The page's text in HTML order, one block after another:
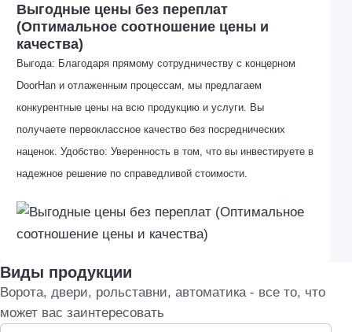
Выгодные цены без переплат
(Оптимальное соотношение цены и
качества)
Выгода: Благодаря прямому сотрудничеству с концерном
DoorHan и отлаженным процессам, мы предлагаем
конкурентные цены на всю продукцию и услуги. Вы
получаете первоклассное качество без посреднических
наценок. Удобство: Уверенность в том, что вы инвестируете в
надежное решение по справедливой стоимости.
Виды продукции
Ворота, двери, рольставни, автоматика - все то, что
может вас заинтересовать